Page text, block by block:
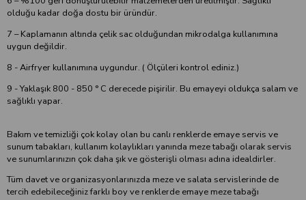
olduğu kadar doğa dostu bir üründür.
7 – Kaplamanın altında çelik sac olduğundan mikrodalga kullanımına
uygun değildir.
8 - Airfryer kullanımına uygundur. ( Ölçüleri kontrol ediniz.)
9 - Yaklaşık 800 - 850 ° C derecede pişirilir. Bu emayeyi oldukça salam ve
sağlıklı yapar.
Bakım ve temizliği çok kolay olan bu canlı renklerde emaye servis ve
sunum tabakları, kullanım kolaylıkları yanında meze tabağı olarak servis
ve sunumlarınızın çok daha şık ve gösterişli olması adına idealdirler.
Tüm davet ve organizasyonlarınızda meze ve salata servislerinde de
tercih edebileceğiniz farklı boy ve renklerde emaye meze tabağı